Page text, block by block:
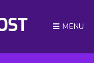
MENU